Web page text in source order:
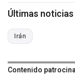
Últimas
Irán
Contenido